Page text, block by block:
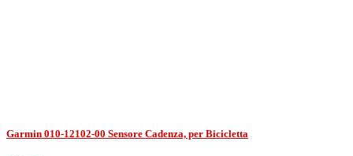
Garmin 010-12102-00 Sensore Cadenza, per Bicicletta